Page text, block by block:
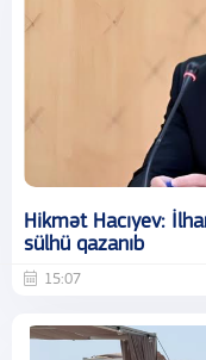
Hikmət Hacıyev:
sülhü qazanıb
15:07